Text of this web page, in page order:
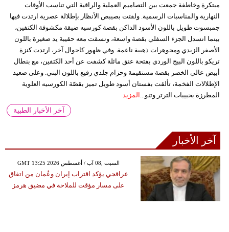
مبتكرة وخاطفة جمعت بين التصاميم العملية والراقية التي تناسب الأوقات
النهارية والمناسبات الرسمية. ولفتت بصيبص الأنظار بإطلالة عصرية ارتدت فيها
جمبسوت طويل باللون الأسود الداكن بقصة كورسيه ضيقة مكشوفة الكتفين،
بينما انسدل الجزء السفلي بقصة واسعة، ونسقت معه حقيبة يد صغيرة باللون
الأصفر الزبدي ومجوهرات ذهبية ناعمة. وفي ظهور كاجوال آخر، ارتدت كنزة
تريكو باللون البيج الوردي بفتحة عنق مائلة كشفت عن أحد الكتفين، مع بنطال
أبيض عالي الخصر بقصة مستقيمة وحزام جلدي رفيع باللون البني. وعلى صعيد
الإطلالات الفخمة، تألقت بفستان أسود طويل تميز بقصّة الكورسيه العلوية
المطرزة بحبيبات الترتر وتنو... المزيد
آخر الأخبار الطبية
آخر الأخبار
GMT 13:25 2026 السبت ,08 آب / أغسطس
عراقجي يؤكد اقتراب إيران وعُمان من اتفاق
على مسار مؤقت للملاحة في مضيق هرمز